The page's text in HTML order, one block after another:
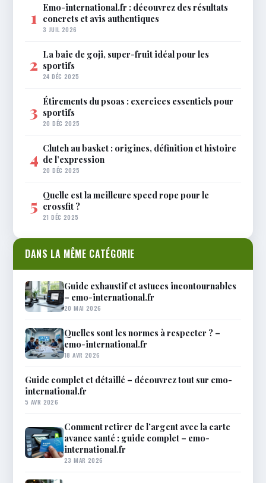
1
Emo-international.fr : découvrez des résultats
concrets et avis authentiques
3 JUIL 2026
2 La baie de goji, super-fruit idéal pour les
sportifs
24 DÉC 2025
3 Étirements du psoas : exercices essentiels pour
sportifs
20 DÉC 2025
4 Clutch au basket : origines, définition et histoire
de l’expression
20 DÉC 2025
5 Quelle est la meilleure speed rope pour le
crossfit ?
21 DÉC 2025
DANS LA MÊME CATÉGORIE
Guide exhaustif et astuces incontournables
– emo-international.fr
20 MAI 2026
Quelles sont les normes à respecter ? –
emo-international.fr
18 AVR 2026
Guide complet et détaillé – découvrez tout sur emo-
international.fr
5 AVR 2026
Comment retirer de l’argent avec la carte
avance santé : guide complet – emo-
international.fr
23 MAR 2026